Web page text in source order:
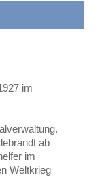
im
ab
im
Weltkrieg